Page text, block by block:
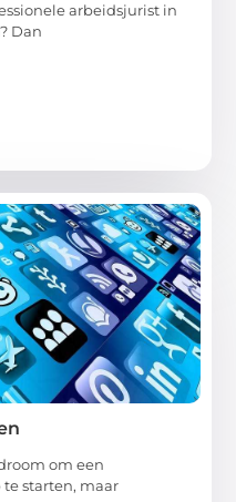
arbeidsjurist in
Dan
om een
starten, maar